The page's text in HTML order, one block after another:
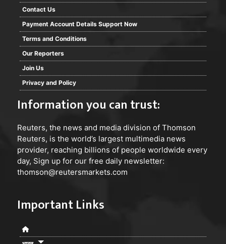
Contact Us
Payment Account Details Support Now
Terms and Conditions
Our Reporters
Join Us
Privacy and Policy
Information you can trust:
Reuters, the news and media division of Thomson
Reuters, is the world’s largest multimedia news
provider, reaching billions of people worldwide every
day, Sign up for our free daily newsletter:
thomson@reutersmarkets.com
Important Links